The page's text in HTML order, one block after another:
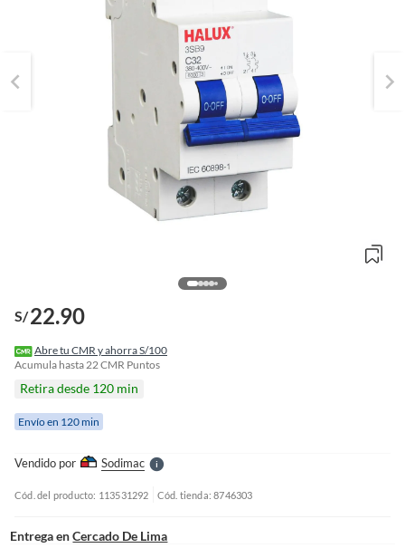
S/22.90
Abre tu CMR y ahorra S/100
Acumula hasta22CMR Puntos
Retira desde 120 min
Envío en 120 min
Vendido por SodimacS
n
f
Cód. del producto: 113531292 Cód. tienda: 8746303
Entrega en Cercado De Lima